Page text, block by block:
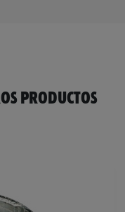
PRODUCTOS